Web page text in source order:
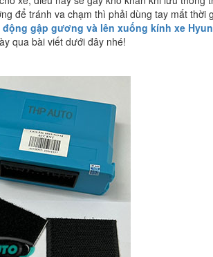
lượng
để tránh va chạm thì phải dùng tay mất thời
gập gương và lên xuống kính xe
qua bài viết dưới đây nhé!